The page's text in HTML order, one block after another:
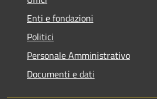
Enti e fondazioni
Politici
Personale Amministrativo
Documenti e dati